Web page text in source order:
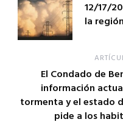
12/17/
la
El Condado de
información
tormenta y el estado
pide a los